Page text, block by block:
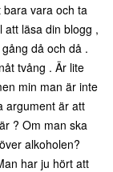
vara och ta
att läsa din blogg ,
då och då .
tvång . Är lite
min man är inte
argument är att
? Om man ska
alkoholen?
har ju hört att